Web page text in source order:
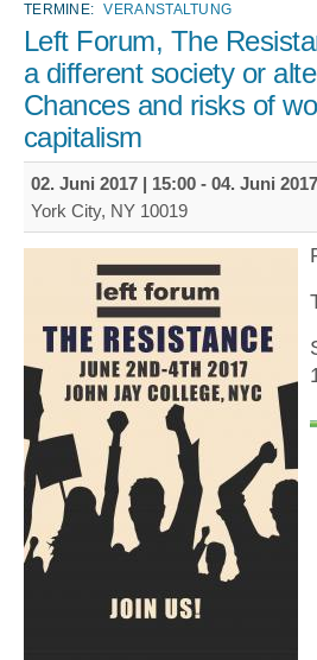
TERMINE: VERANSTALTUNG
Left Forum, The
a different society or
Chances and risks of
capitalism
02. Juni 2017 | 15:00 - 04. Juni
York City, NY 10019